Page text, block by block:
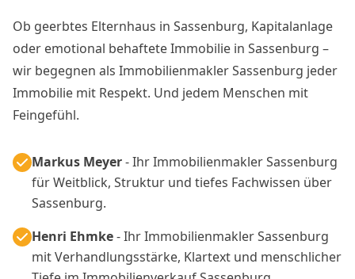
Ob geerbtes Elternhaus in Sassenburg, Kapitalanlage
oder emotional behaftete Immobilie in Sassenburg –
wir begegnen als Immobilienmakler Sassenburg jeder
Immobilie mit Respekt. Und jedem Menschen mit
Feingefühl.
Markus Meyer- Ihr Immobilienmakler Sassenburg
für Weitblick, Struktur und tiefes Fachwissen über
Sassenburg.
Henri Ehmke- Ihr Immobilienmakler Sassenburg
mit Verhandlungsstärke, Klartext und menschlicher